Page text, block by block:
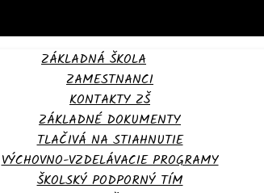
ZÁKLADNÁ ŠKOLA
ZAMESTNANCI
KONTAKTY ZŠ
ZÁKLADNÉ DOKUMENTY
TLAČIVÁ NA STIAHNUTIE
VÝCHOVNO-VZDELÁVACIE PROGRAMY
ŠKOLSKÝ PODPORNÝ TÍM